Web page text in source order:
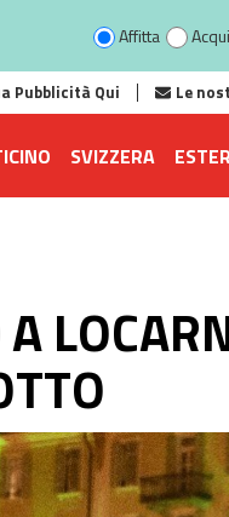
Affitta
Pubblicità Qui Le
SVIZZERA